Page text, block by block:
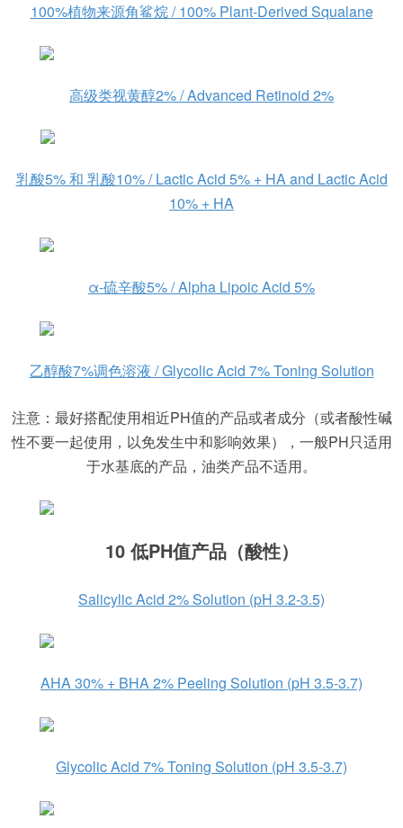
100%植物来源角鲨烷 / 100% Plant-Derived Squalane
高级类视黄醇2% / Advanced Retinoid 2%
乳酸5% 和 乳酸10% / Lactic Acid 5% + HA and Lactic Acid
10% + HA
α-硫辛酸5% / Alpha Lipoic Acid 5%
乙醇酸7%调色溶液 / Glycolic Acid 7% Toning Solution
注意：最好搭配使用相近PH值的产品或者成分（或者酸性碱
性不要一起使用，以免发生中和影响效果），一般PH只适用
于水基底的产品，油类产品不适用。
10 低PH值产品（酸性）
Salicylic Acid 2% Solution (pH 3.2-3.5)
AHA 30% + BHA 2% Peeling Solution (pH 3.5-3.7)
Glycolic Acid 7% Toning Solution (pH 3.5-3.7)